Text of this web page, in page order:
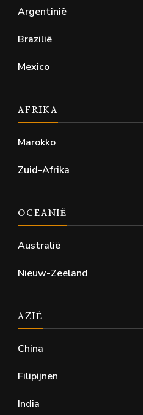
Argentinië
Brazilië
Mexico
AFRIKA
Marokko
Zuid-Afrika
OCEANIË
Australië
Nieuw-Zeeland
AZIË
China
Filipijnen
India